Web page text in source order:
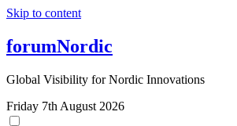
Skip to content
forumNordic
Global Visibility for Nordic Innovations
Friday 7th August 2026